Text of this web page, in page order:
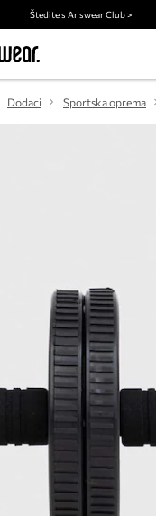
Štedite s Answear Club >
Dodaci Sportska oprema